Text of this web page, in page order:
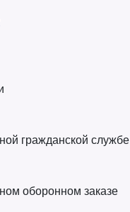
гражданской службе
оборонном заказе